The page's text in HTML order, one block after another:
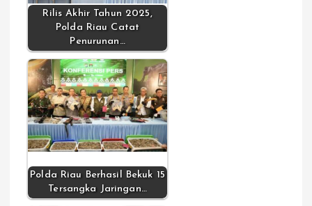
Rilis Akhir Tahun 2025,
Polda Riau Catat
Penurunan…
Polda Riau Berhasil Bekuk 15
Tersangka Jaringan…